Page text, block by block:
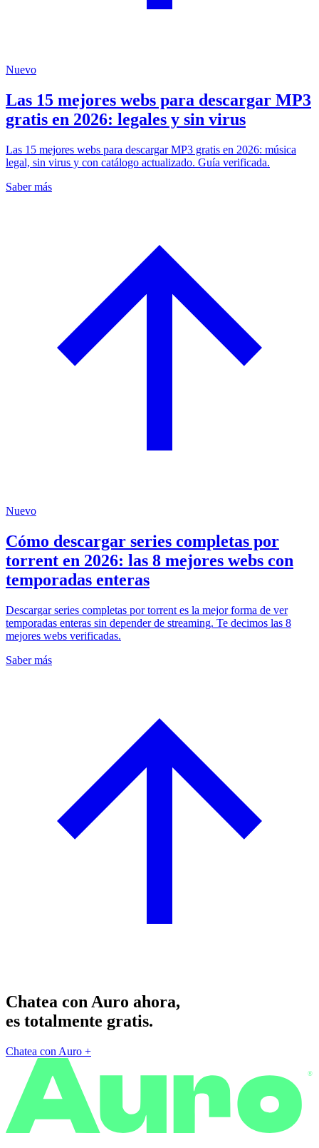
Nuevo
Las 15 mejores webs para descargar MP3
gratis en 2026: legales y sin virus
Las 15 mejores webs para descargar MP3 gratis en 2026: música
legal, sin virus y con catálogo actualizado. Guía verificada.
Saber más
Nuevo
Cómo descargar series completas por
torrent en 2026: las 8 mejores webs con
temporadas enteras
Descargar series completas por torrent es la mejor forma de ver
temporadas enteras sin depender de streaming. Te decimos las 8
mejores webs verificadas.
Saber más
Chatea con Auro ahora,
es totalmente gratis.
Chatea con Auro +
®